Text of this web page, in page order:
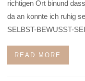
richtigen Ort binund
da an konnte ich ruhig
SELBST-BEWUSST-
READ MORE